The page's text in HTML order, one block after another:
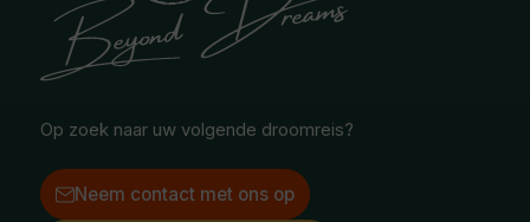
Poolgebied
Treinreizen
Facebook
Instagram
Op zoek naar uw volgende droomreis?
Neem contact met ons op